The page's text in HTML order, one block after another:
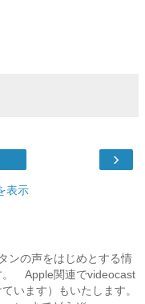
›
表示
ンの声をはじめとする情
。 Apple関連でvideocast
います）もいたします。